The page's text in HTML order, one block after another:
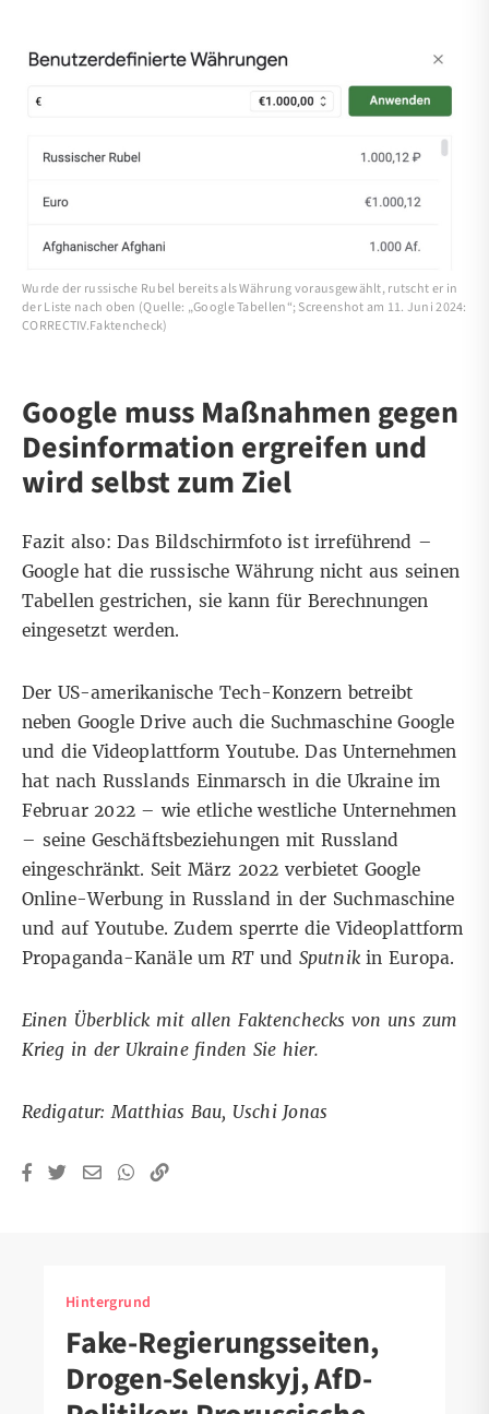
Wurde der russische Rubel bereits als Währung vorausgewählt, rutscht er in
der Liste nach oben (Quelle: „Google Tabellen“; Screenshot am 11. Juni 2024:
CORRECTIV.Faktencheck)
Google muss Maßnahmen gegen
Desinformation ergreifen und
wird selbst zum Ziel
Fazit also: Das Bildschirmfoto ist irreführend –
Google hat die russische Währung nicht aus seinen
Tabellen gestrichen, sie kann für Berechnungen
eingesetzt werden.
Der US-amerikanische Tech-Konzern betreibt
neben Google Drive auch die Suchmaschine Google
und die Videoplattform Youtube. Das Unternehmen
hat nach Russlands Einmarsch in die Ukraine im
Februar 2022 – wie etliche westliche Unternehmen
– seine Geschäftsbeziehungen mit Russland
eingeschränkt. SeitMärz 2022 verbietet Google
Online-Werbung in Russland in der Suchmaschine
und auf Youtube. Zudem sperrte die Videoplattform
Propaganda-Kanäle um RTundSputnikin Europa.
Einen Überblick mit allen Faktenchecks von uns zum
Krieg in der Ukraine finden Sie hier.
Redigatur: Matthias Bau, Uschi Jonas
Hintergrund
Fake-Regierungsseiten,
Drogen-Selenskyj, AfD-